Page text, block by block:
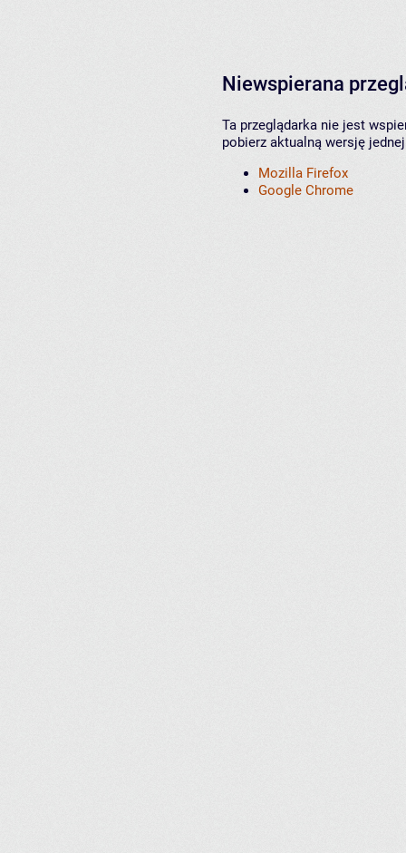
Niewspierana
Ta przeglądarka nie jest
pobierz aktualną wersję
Mozilla Firefox
Google Chrome